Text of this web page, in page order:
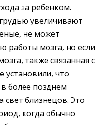
за ребенком.
увеличивают
не может
работы мозга, но если
также связанная с
установили, что
более позднем
свет близнецов. Это
когда обычно